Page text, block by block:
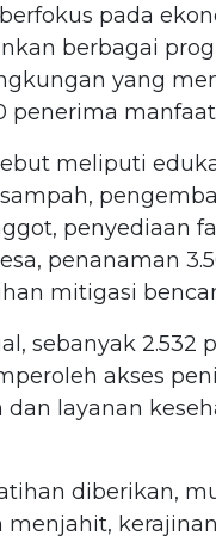
pada
berbagai
yang
penerima
meliputi
penyediaan
penanaman
mitigasi
sebanyak 2.532
akses
dan layanan
diberikan,
menjahit,